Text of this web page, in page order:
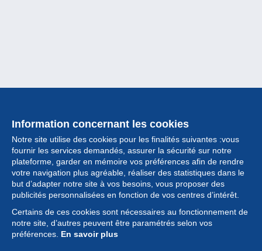
Information concernant les cookies
Notre site utilise des cookies pour les finalités suivantes :vous
fournir les services demandés, assurer la sécurité sur notre
plateforme, garder en mémoire vos préférences afin de rendre
votre navigation plus agréable, réaliser des statistiques dans le
but d’adapter notre site à vos besoins, vous proposer des
publicités personnalisées en fonction de vos centres d’intérêt.
Certains de ces cookies sont nécessaires au fonctionnement de
notre site, d’autres peuvent être paramétrés selon vos
préférences. En savoir plus
Collection
Actualités
Fonctionnalités